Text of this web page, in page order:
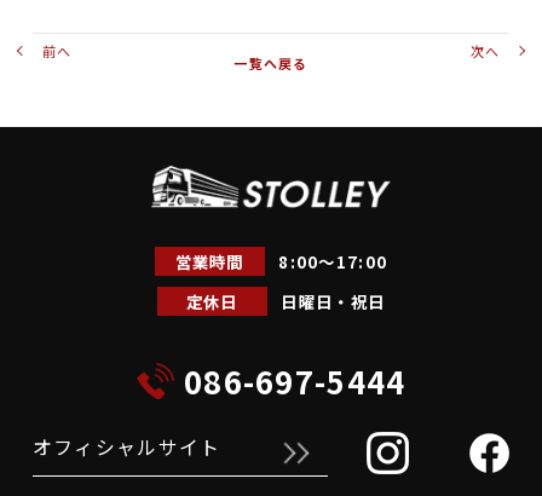
前へ
一覧へ戻る
次へ
営業時間
8:00～17:00
定休日
日曜日・祝日
086-697-5444
オフィシャルサイト